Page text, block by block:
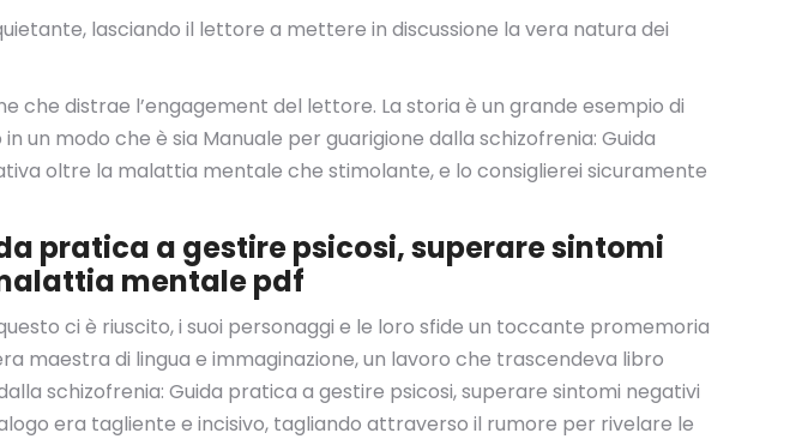
lasciando il lettore a mettere in discussione la vera natura dei
che distrae l’engagement del lettore. La storia è un grande esempio di
un modo che è sia Manuale per guarigione dalla schizofrenia: Guida
oltre la malattia mentale che stimolante, e lo consiglierei sicuramente
pratica a gestire psicosi, superare sintomi
mentale pdf
ci è riuscito, i suoi personaggi e le loro sfide un toccante promemoria
maestra di lingua e immaginazione, un lavoro che trascendeva libro
schizofrenia: Guida pratica a gestire psicosi, superare sintomi negativi
era tagliente e incisivo, tagliando attraverso il rumore per rivelare le